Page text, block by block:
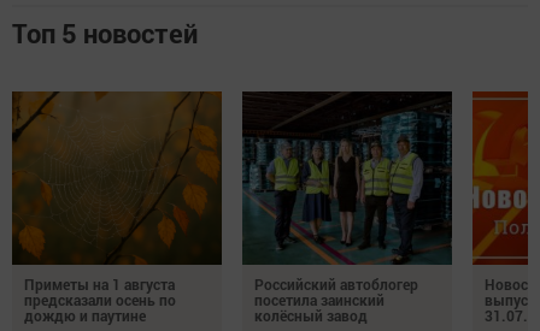
Топ 5 новостей
Приметы на 1 августа
предсказали осень по
дождю и паутине
Российский автоблогер
посетила заинский
колёсный завод